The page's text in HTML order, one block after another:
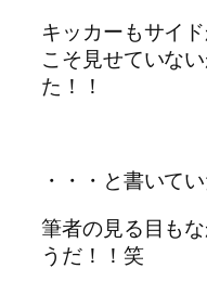
キッカーもサイ
こそ見せていな
た！！
・・・と書いて
筆者の見る目も
うだ！！笑